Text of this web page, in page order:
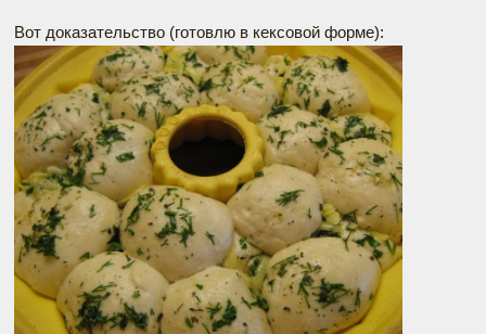
Вот доказательство (готовлю в кексовой форме):